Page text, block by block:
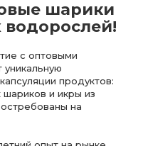
шарики
водорослей!
с оптовыми
уникальную
продуктов:
и икры из
на